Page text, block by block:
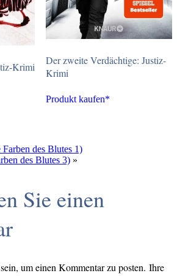
Krimi
Der zweite Verdächtige: Justiz-
Krimi
Produkt kaufen*
des Blutes 1)
des Blutes 3) »
Sie einen
um einen Kommentar zu posten. Ihre